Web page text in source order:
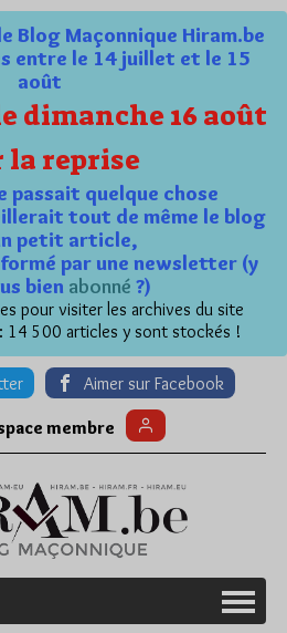
Blog Maçonnique Hiram.be
entre le 14 juillet et le 15
août
dimanche 16 août
la reprise
passait quelque chose
tout de même le blog
petit article,
par une newsletter (y
bien abonné ?)
pour visiter les archives du site
14 500 articles y sont stockés !
Aimer sur Facebook
membre